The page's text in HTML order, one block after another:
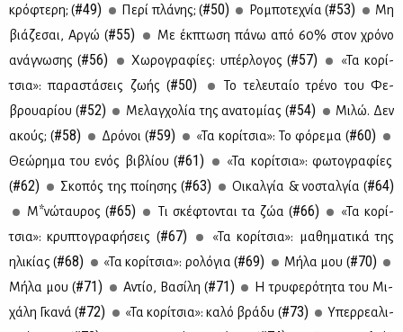
κρό­φτε­ρη; (#49) Πε­ρί πλά­νης; (#50) Ρο­μπο­τε­χνία (#53)
Μη
βιά­ζε­σαι, Αρ­γώ (#55)
Mε έκ­πτω­ση πά­νω από 60% στον χρό­νο
ανά­γνω­σης (#56) Χω­ρο­γρα­φί­ες: υπέρ­λο­γος (#57)
«Τα κο­ρί­
τσια»: πα­ρα­στά­σεις ζω­ής (#50)
Το τε­λευ­ταίο τρέ­νο του Φε­
βρουα­ρί­ου (#52) Με­λαγ­χο­λία της ανα­το­μί­ας (#54)
Μι­λώ. Δεν
ακούς; (#58) Δρό­νοι (#59) «Τα κο­ρί­τσια»: Το φό­ρε­μα (#60)
Θε­ώ­ρη­μα του ενός βι­βλί­ου (#61)
«Τα κο­ρί­τσια»: φω­το­γρα­φί­ες
(#62) Σκο­πός της ποί­η­σης (#63) Οι­καλ­γία & νο­σταλ­γία (#64)
Μ*νώ­ταυ­ρος (#65) Tι σκέ­φτο­νται τα ζώα (#66)
«Τα κο­ρί­
τσια»: κρυ­πτο­γρα­φή­σεις (#67)
«Τα κο­ρί­τσια»: μα­θη­μα­τι­κά της
ηλι­κί­ας (#68) «Τα κο­ρί­τσια»: ρο­λό­για (#69) Μή­λα μου (#70)
Μή­λα μου (#71) Aντίο, Βα­σί­λη (#71)
Η τρυ­φε­ρό­τη­τα του Μι­
χά­λη Γκα­νά (#72) «Τα κο­ρί­τσια»: κα­λό βρά­δυ (#73)
Υπερ­ρε­α­λι­